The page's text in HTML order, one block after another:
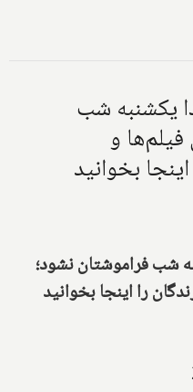
۲۰۲۳ در فردا یکشنبه شب
و
بخوانید
فردا یکشنبه شب فراموشتان نشود؛
را اینجا بخوانید